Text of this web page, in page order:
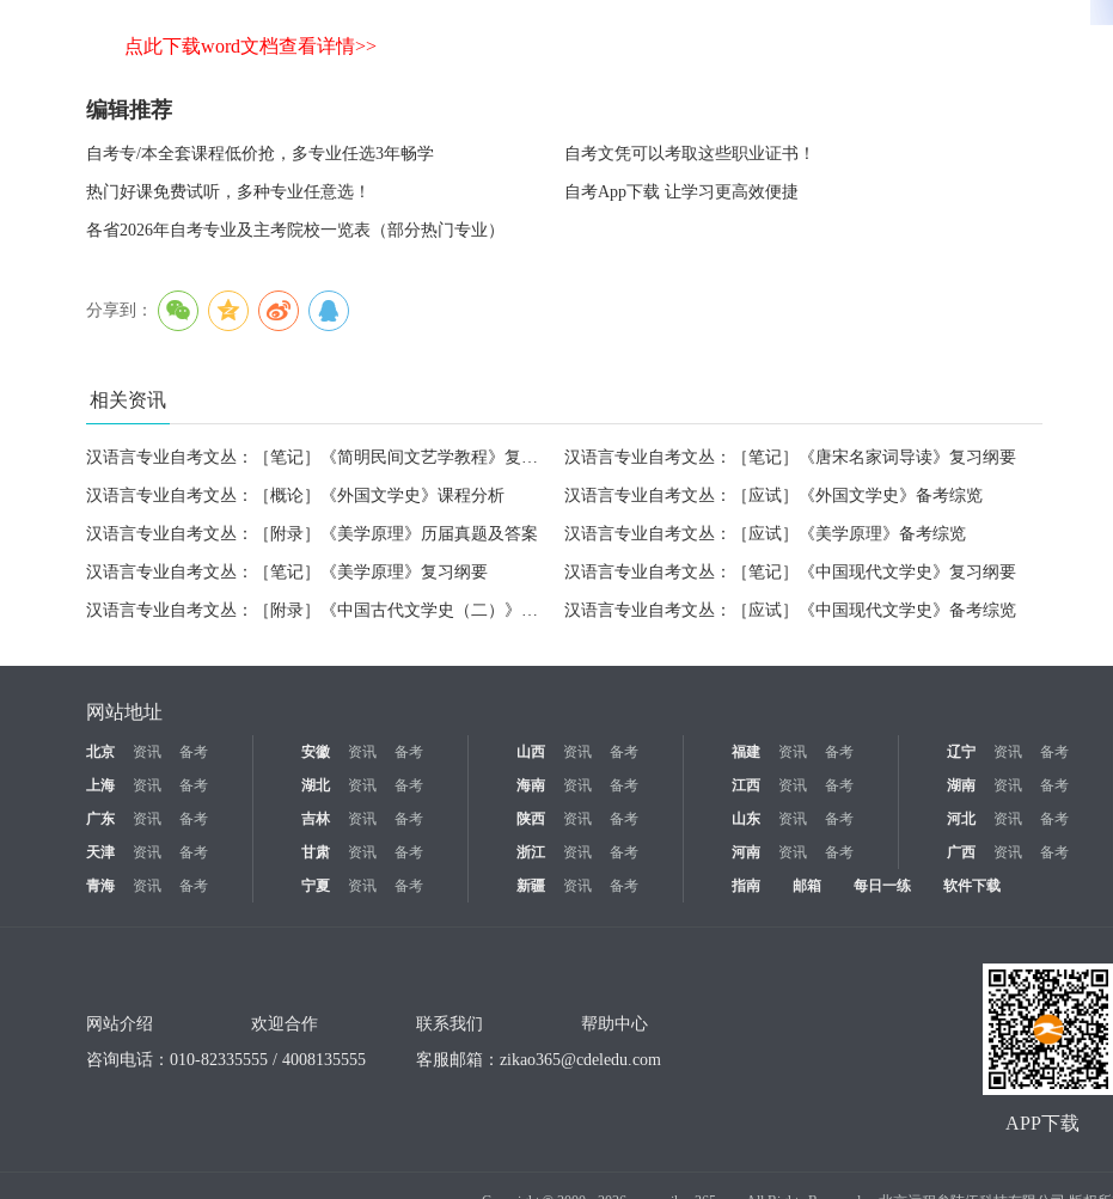
点此下载word文档查看详情>>
编辑推荐
自考专/本全套课程低价抢，多专业任选3年畅学 自考文凭可以考取这些职业证书！
热门好课免费试听，多种专业任意选！ 自考App下载 让学习更高效便捷
各省2026年自考专业及主考院校一览表（部分热门专业）
分享到：
相关资讯
汉语言专业自考文丛：［笔记］《简明民间文艺学教程》复习纲要 汉语言专业自考文丛：［笔记］《唐宋名家词导读》复习纲要
汉语言专业自考文丛：［概论］《外国文学史》课程分析 汉语言专业自考文丛：［应试］《外国文学史》备考综览
汉语言专业自考文丛：［附录］《美学原理》历届真题及答案 汉语言专业自考文丛：［应试］《美学原理》备考综览
汉语言专业自考文丛：［笔记］《美学原理》复习纲要 汉语言专业自考文丛：［笔记］《中国现代文学史》复习纲要
汉语言专业自考文丛：［附录］《中国古代文学史（二）》历届真题及答案 汉语言专业自考文丛：［应试］《中国现代文学史》备考综览
网站地址
北京 资讯 备考 安徽 资讯 备考 山西 资讯 备考 福建 资讯 备考 辽宁 资讯 备考
上海
资讯 备考 湖北 资讯 备考 海南 资讯 备考 江西 资讯 备考 湖南 资讯 备考
广东
资讯 备考 吉林 资讯 备考 陕西 资讯 备考 山东 资讯 备考 河北 资讯 备考
天津
资讯 备考 甘肃 资讯 备考 浙江 资讯 备考 河南 资讯 备考 广西 资讯 备考
青海
资讯 备考 宁夏 资讯 备考 新疆 资讯 备考 指南 邮箱 每日一练 软件下载
网站介绍 欢迎合作 联系我们
帮助中心
咨询电话：010-82335555 / 4008135555
客服邮箱： zikao365@cdeledu.com
APP下载